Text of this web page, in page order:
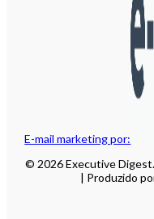
E-mail marketing por:
© 2026 Executive
| Produzido